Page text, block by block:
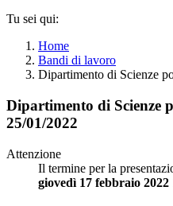
Tu sei qui:
Home
Bandi di lavoro
Dipartimento di Scienze
Dipartimento di Scienze
25/01/2022
Attenzione
Il termine per la
giovedì 17 febbraio 2022